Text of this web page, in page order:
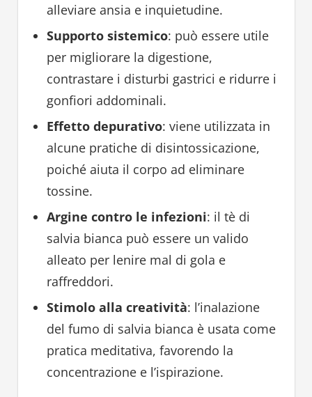
alleviare ansia e inquietudine.
Supporto sistemico: può essere utile
per migliorare la digestione,
contrastare i disturbi gastrici e ridurre i
gonfiori addominali.
Effetto depurativo: viene utilizzata in
alcune pratiche di disintossicazione,
poiché aiuta il corpo ad eliminare
tossine.
Argine contro le infezioni: il tè di
salvia bianca può essere un valido
alleato per lenire mal di gola e
raffreddori.
Stimolo alla creatività: l’inalazione
del fumo di salvia bianca è usata come
pratica meditativa, favorendo la
concentrazione e l’ispirazione.